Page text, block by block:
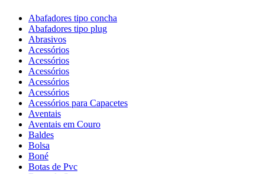
Abafadores tipo concha
Abafadores tipo plug
Abrasivos
Acessórios
Acessórios
Acessórios
Acessórios
Acessórios
Acessórios para Capacetes
Aventais
Aventais em Couro
Baldes
Bolsa
Boné
Botas de Pvc